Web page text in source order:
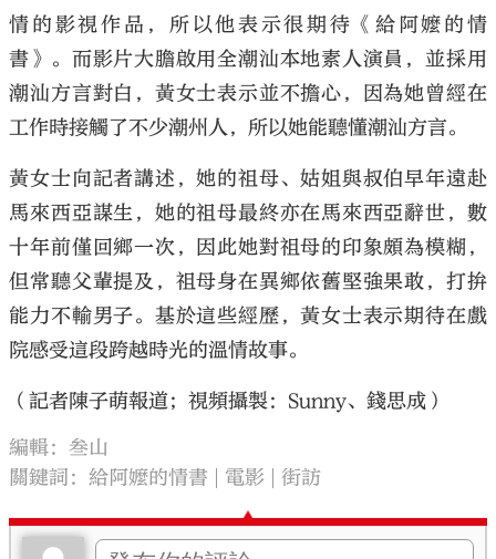
情的影視作品，所以他表示很期待《給阿嬤的情
書》。而影片大膽啟用全潮汕本地素人演員，並採用
潮汕方言對白，黃女士表示並不擔心，因為她曾經在
工作時接觸了不少潮州人，所以她能聽懂潮汕方言。
黃女士向記者講述，她的祖母、姑姐與叔伯早年遠赴
馬來西亞謀生，她的祖母最終亦在馬來西亞辭世，數
十年前僅回鄉一次，因此她對祖母的印象頗為模糊，
但常聽父輩提及，祖母身在異鄉依舊堅強果敢，打拚
能力不輸男子。基於這些經歷，黃女士表示期待在戲
院感受這段跨越時光的溫情故事。
（記者陳子萌報道；視頻攝製：Sunny、錢思成）
編輯：叁山
關鍵詞：給阿嬤的情書 電影 街訪